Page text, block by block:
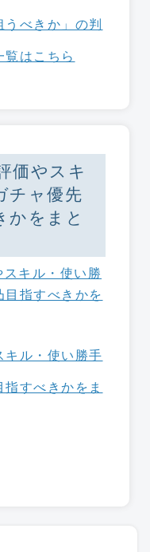
うべきか」の判
覧はこちら
価やスキ
チャ優先
かをまと
キル・使い勝手
すべきかをま